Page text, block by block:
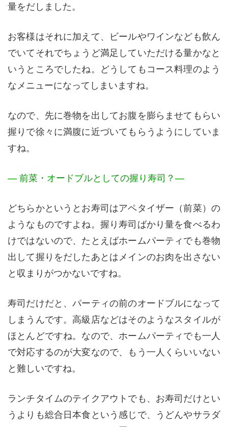
量をだしました。
お客様はそれに加えて、ビールやワインなども飲ん
でいてそれでちょうど満足していただける量かなと
いうところでしたね。どうしてもコース料理のよう
なメニューになってしまいますね。
なので、先に巻物を出してお腹を膨らませてもらい
握りで徐々に満腹に近づいてもらうようにしていま
すね。
— 前菜・オードブルとしての握り寿司？—
どちらかというとお寿司はアペタイザー（前菜）の
ようなものですよね。握り寿司ばかり量を食べるわ
けではないので、たとえばホームパーティでも巻物
出して握りをだしたあとはメインのお肉を出さない
と収まりがつかないですね。
寿司だけだと、パーティの前のオードブルになって
しまうんです。高級店などはそのようなスタイルが
ほとんどですね。なので、ホームパーティでも一人
で対応するのが大変なので、もう一人くらいいない
と難しいですね。
ランチタイムのテイクアウトでも、お寿司だけとい
うよりも総合日本食という感じで、うどんやサラダ